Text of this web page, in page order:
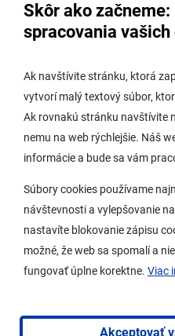
Skôr ako
spracovania
Ak navštívite stránku, ktorá
vytvorí malý textový súbor,
Ak rovnakú stránku navštívite
nemu na web rýchlejšie. Náš
informácie a bude sa vám
Súbory cookies používame
návštevnosti a vylepšovanie
nastavíte blokovanie zápisu
možné, že web sa spomalí a
fungovať úplne korektne. Viac
Akceptovať
Úradná tabuľa
Potrebujem vybaviť
Samospráva
O Lamači
Mobilná aplikácia
Kontakty